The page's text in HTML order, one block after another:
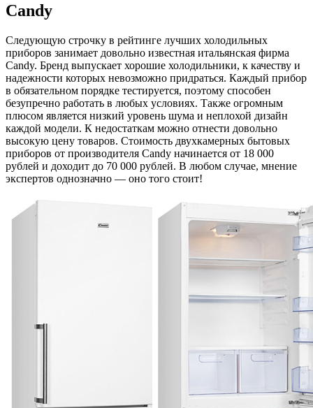
Candy
Следующую строчку в рейтинге лучших холодильных
приборов занимает довольно известная итальянская фирма
Candy. Бренд выпускает хорошие холодильники, к качеству и
надежности которых невозможно придраться. Каждый прибор
в обязательном порядке тестируется, поэтому способен
безупречно работать в любых условиях. Также огромным
плюсом является низкий уровень шума и неплохой дизайн
каждой модели. К недостаткам можно отнести довольно
высокую цену товаров. Стоимость двухкамерных бытовых
приборов от производителя Candy начинается от 18 000
рублей и доходит до 70 000 рублей. В любом случае, мнение
экспертов однозначно — оно того стоит!